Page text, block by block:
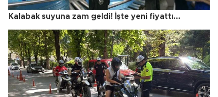
Kalabak suyuna zam geldi! İşte yeni fiyattı...